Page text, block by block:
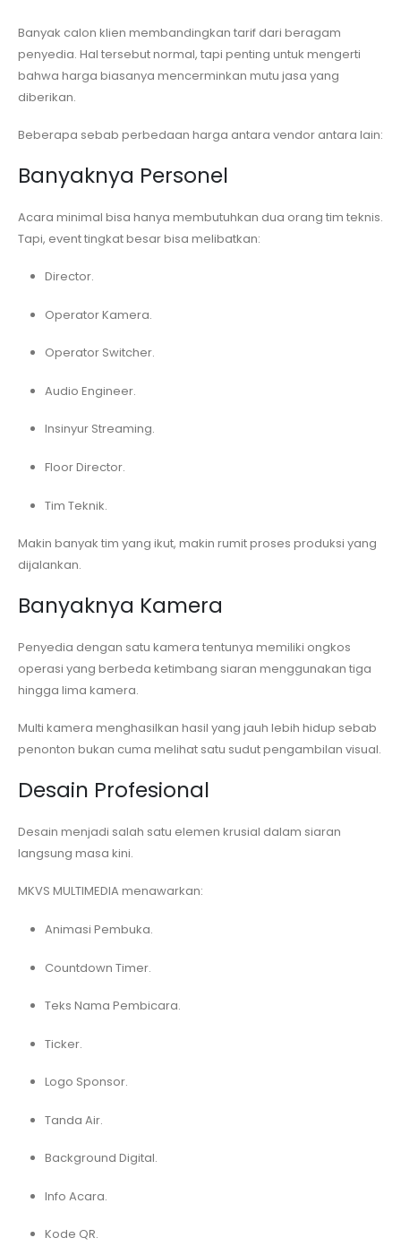
Banyak calon klien membandingkan tarif dari beragam
penyedia. Hal tersebut normal, tapi penting untuk mengerti
bahwa harga biasanya mencerminkan mutu jasa yang
diberikan.
Beberapa sebab perbedaan harga antara vendor antara lain:
Banyaknya Personel
Acara minimal bisa hanya membutuhkan dua orang tim teknis.
Tapi, event tingkat besar bisa melibatkan:
Director.
Operator Kamera.
Operator Switcher.
Audio Engineer.
Insinyur Streaming.
Floor Director.
Tim Teknik.
Makin banyak tim yang ikut, makin rumit proses produksi yang
dijalankan.
Banyaknya Kamera
Penyedia dengan satu kamera tentunya memiliki ongkos
operasi yang berbeda ketimbang siaran menggunakan tiga
hingga lima kamera.
Multi kamera menghasilkan hasil yang jauh lebih hidup sebab
penonton bukan cuma melihat satu sudut pengambilan visual.
Desain Profesional
Desain menjadi salah satu elemen krusial dalam siaran
langsung masa kini.
MKVS MULTIMEDIA menawarkan:
Animasi Pembuka.
Countdown Timer.
Teks Nama Pembicara.
Ticker.
Logo Sponsor.
Tanda Air.
Background Digital.
Info Acara.
Kode QR.